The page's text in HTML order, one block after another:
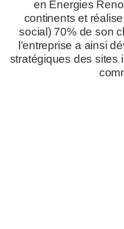
en Energies
continents et
social) 70% de son
l’entreprise a ainsi
stratégiques des sites